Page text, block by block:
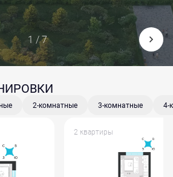
1 / 7
2-комнатные 3-комнатные 4-
2 квартиры